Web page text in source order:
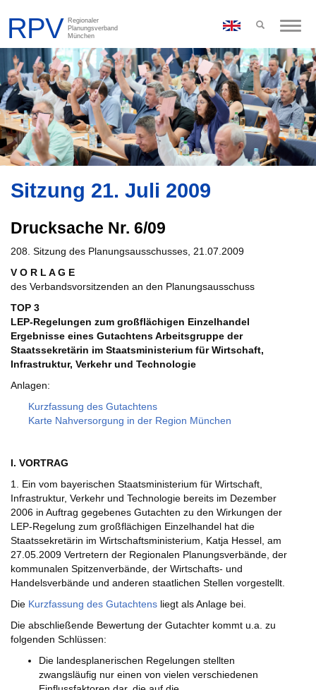
Toggle
Sitzung 21. Juli 2009
Drucksache Nr. 6/09
208. Sitzung des Planungsausschusses, 21.07.2009
V O R L A G E
des Verbandsvorsitzenden an den Planungsausschuss
TOP 3
LEP-Regelungen zum großflächigen Einzelhandel
Ergebnisse eines Gutachtens Arbeitsgruppe der
Staatssekretärin im Staatsministerium für Wirtschaft,
Infrastruktur, Verkehr und Technologie
Anlagen:
Kurzfassung des Gutachtens
Karte Nahversorgung in der Region München
I. VORTRAG
1. Ein vom bayerischen Staatsministerium für Wirtschaft,
Infrastruktur, Verkehr und Technologie bereits im Dezember
2006 in Auftrag gegebenes Gutachten zu den Wirkungen der
LEP-Regelung zum großflächigen Einzelhandel hat die
Staatssekretärin im Wirtschaftsministerium, Katja Hessel, am
27.05.2009 Vertretern der Regionalen Planungsverbände, der
kommunalen Spitzenverbände, der Wirtschafts- und
Handelsverbände und anderen staatlichen Stellen vorgestellt.
Die Kurzfassung des Gutachtens liegt als Anlage bei.
Die abschließende Bewertung der Gutachter kommt u.a. zu
folgenden Schlüssen:
Die landesplanerischen Regelungen stellten
zwangsläufig nur einen von vielen verschiedenen